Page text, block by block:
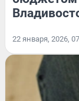
22 января, 2026,